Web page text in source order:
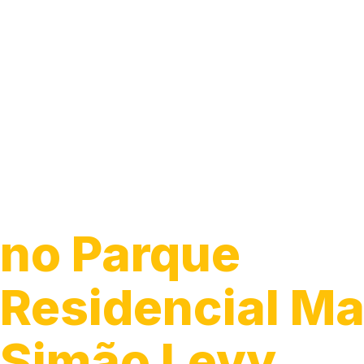
no Parque
Residencial